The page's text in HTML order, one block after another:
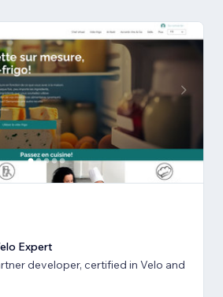
Expert
developer, certified in Velo and